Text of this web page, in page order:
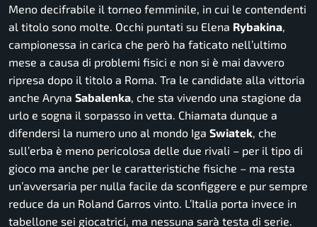
Meno decifrabile il torneo femminile, in cui le contendenti
al titolo sono molte. Occhi puntati su Elena Rybakina
campionessa in carica che però ha faticato nell’ultimo
mese a causa di problemi fisici e non si è mai davvero
ripresa dopo il titolo a Roma. Tra le candidate alla vittoria
anche Aryna Sabalenka , che sta vivendo una stagione da
urlo e sogna il sorpasso in vetta. Chiamata dunque a
difendersi la numero uno al mondo Iga Swiatek , che
sull’erba è meno pericolosa delle due rivali – per il tipo di
gioco ma anche per le caratteristiche fisiche – ma resta
un’avversaria per nulla facile da sconfiggere e pur sempre
reduce da un Roland Garros vinto. L’Italia porta invece in
tabellone sei giocatrici, ma nessuna sarà testa di serie.